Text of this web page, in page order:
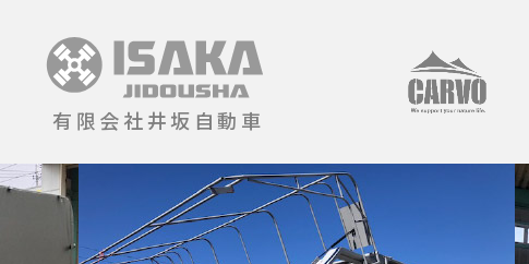
有限会社井坂自動車